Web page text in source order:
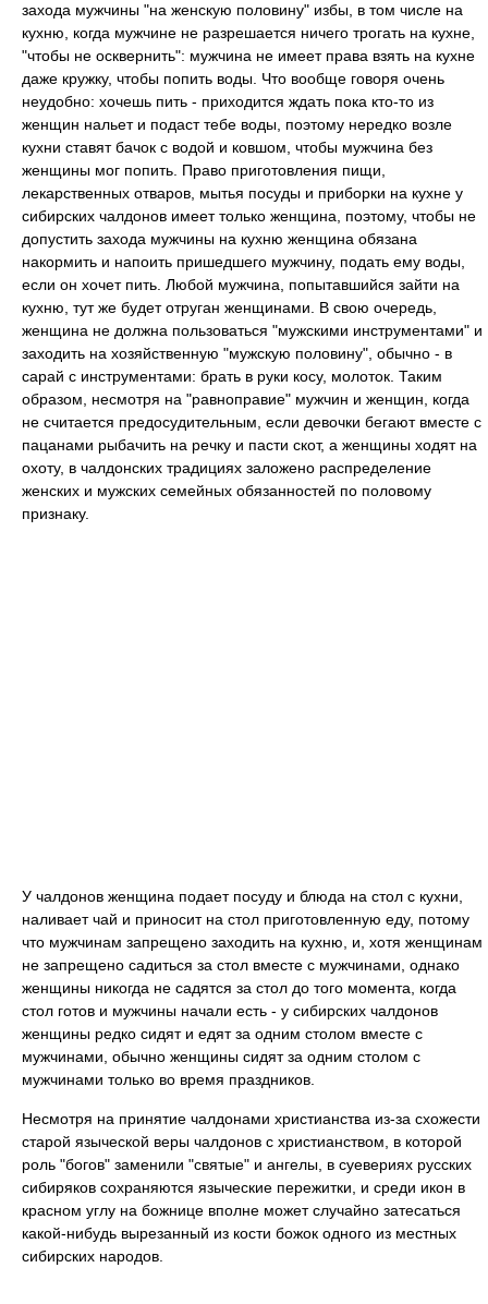
захода мужчины "на женскую половину" избы, в том числе на
кухню, когда мужчине не разрешается ничего трогать на кухне,
"чтобы не осквернить": мужчина не имеет права взять на кухне
даже кружку, чтобы попить воды. Что вообще говоря очень
неудобно: хочешь пить - приходится ждать пока кто-то из
женщин нальет и подаст тебе воды, поэтому нередко возле
кухни ставят бачок с водой и ковшом, чтобы мужчина без
женщины мог попить. Право приготовления пищи,
лекарственных отваров, мытья посуды и приборки на кухне у
сибирских чалдонов имеет только женщина, поэтому, чтобы не
допустить захода мужчины на кухню женщина обязана
накормить и напоить пришедшего мужчину, подать ему воды,
если он хочет пить. Любой мужчина, попытавшийся зайти на
кухню, тут же будет отруган женщинами. В свою очередь,
женщина не должна пользоваться "мужскими инструментами" и
заходить на хозяйственную "мужскую половину", обычно - в
сарай с инструментами: брать в руки косу, молоток. Таким
образом, несмотря на "равноправие" мужчин и женщин, когда
не считается предосудительным, если девочки бегают вместе с
пацанами рыбачить на речку и пасти скот, а женщины ходят на
охоту, в чалдонских традициях заложено распределение
женских и мужских семейных обязанностей по половому
признаку.
У чалдонов женщина подает посуду и блюда на стол с кухни,
наливает чай и приносит на стол приготовленную еду, потому
что мужчинам запрещено заходить на кухню, и, хотя женщинам
не запрещено садиться за стол вместе с мужчинами, однако
женщины никогда не садятся за стол до того момента, когда
стол готов и мужчины начали есть - у сибирских чалдонов
женщины редко сидят и едят за одним столом вместе с
мужчинами, обычно женщины сидят за одним столом с
мужчинами только во время праздников.
Несмотря на принятие чалдонами христианства из-за схожести
старой языческой веры чалдонов с христианством, в которой
роль "богов" заменили "святые" и ангелы, в суевериях русских
сибиряков сохраняются языческие пережитки, и среди икон в
красном углу на божнице вполне может случайно затесаться
какой-нибудь вырезанный из кости божок одного из местных
сибирских народов.